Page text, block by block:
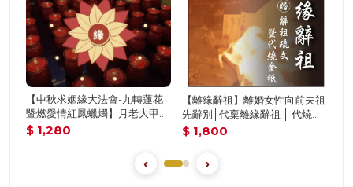
性向前夫祖
│ 代燒離
科儀 （名
全家捐香轉運+發財擺件-幫家人
一起植福澤
$ 3,888
《天赦日-燒化一整盒特製天赦
日金紙》植福、消災、解厄（
名一份可填寫1位）消災解厄│
$ 1,680
‹ ›